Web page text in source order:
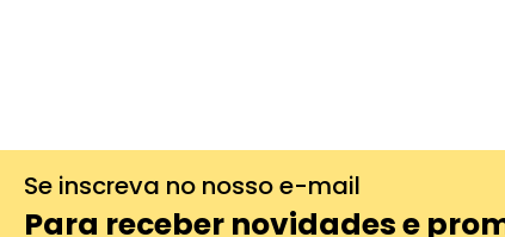
Se inscreva no nosso e-mail
Para receber novidades e